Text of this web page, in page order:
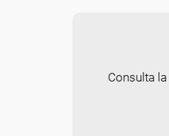
Consulta la